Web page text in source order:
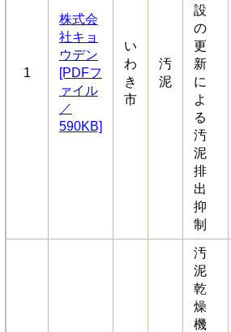
1
株式会
社キョ
ウデン
[PDFフ
ァイル
／
590KB]
い
わ
き
市
汚
泥
設
の
更
新
に
よ
る
汚
泥
排
出
抑
制
汚
泥
乾
燥
機